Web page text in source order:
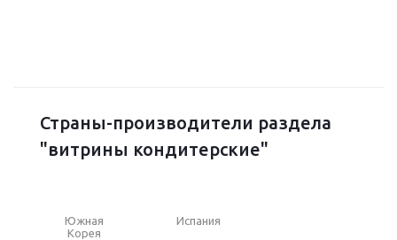
Страны-производители раздела
"витрины кондитерские"
Южная
Корея
Испания